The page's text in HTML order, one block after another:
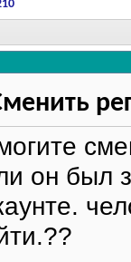
он был